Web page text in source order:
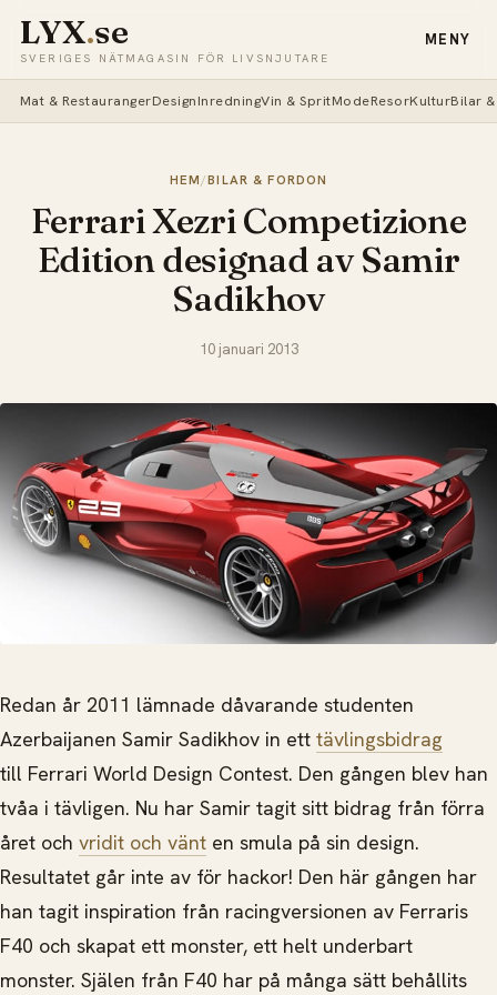
LYX.se
SVERIGES NÄTMAGASIN FÖR LIVSNJUTARE
MENY
Mat & RestaurangerDesignInredningVin & SpritModeResorKulturBilar
HEM/BILAR & FORDON
Ferrari Xezri Competizione
Edition designad av Samir
Sadikhov
10 januari 2013
Redan år 2011 lämnade dåvarande studenten
Azerbaijanen Samir Sadikhov in ett tävlingsbidrag
till Ferrari World Design Contest. Den gången blev han
tvåa i tävligen. Nu har Samir tagit sitt bidrag från förra
året och vridit och vänt en smula på sin design.
Resultatet går inte av för hackor! Den här gången har
han tagit inspiration från racingversionen av Ferraris
F40 och skapat ett monster, ett helt underbart
monster. Själen från F40 har på många sätt behållits